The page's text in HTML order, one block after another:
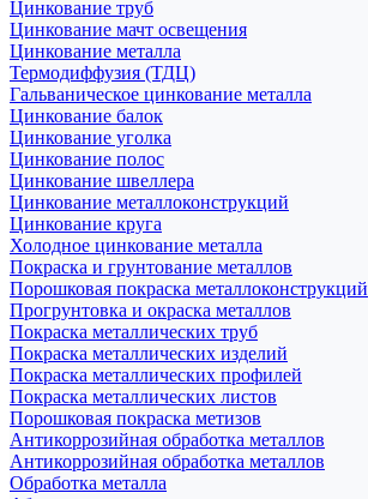
Цинкование труб
Цинкование мачт освещения
Цинкование металла
Термодиффузия (ТДЦ)
Гальваническое цинкование металла
Цинкование балок
Цинкование уголка
Цинкование полос
Цинкование швеллера
Цинкование металлоконструкций
Цинкование круга
Холодное цинкование металла
Покраска и грунтование металлов
Порошковая покраска металлоконструкций
Прогрунтовка и окраска металлов
Покраска металлических труб
Покраска металлических изделий
Покраска металлических профилей
Покраска металлических листов
Порошковая покраска метизов
Антикоррозийная обработка металлов
Антикоррозийная обработка металлов
Обработка металла